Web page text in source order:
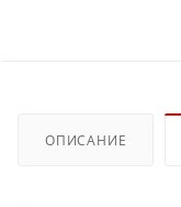
ОПИСАНИЕ